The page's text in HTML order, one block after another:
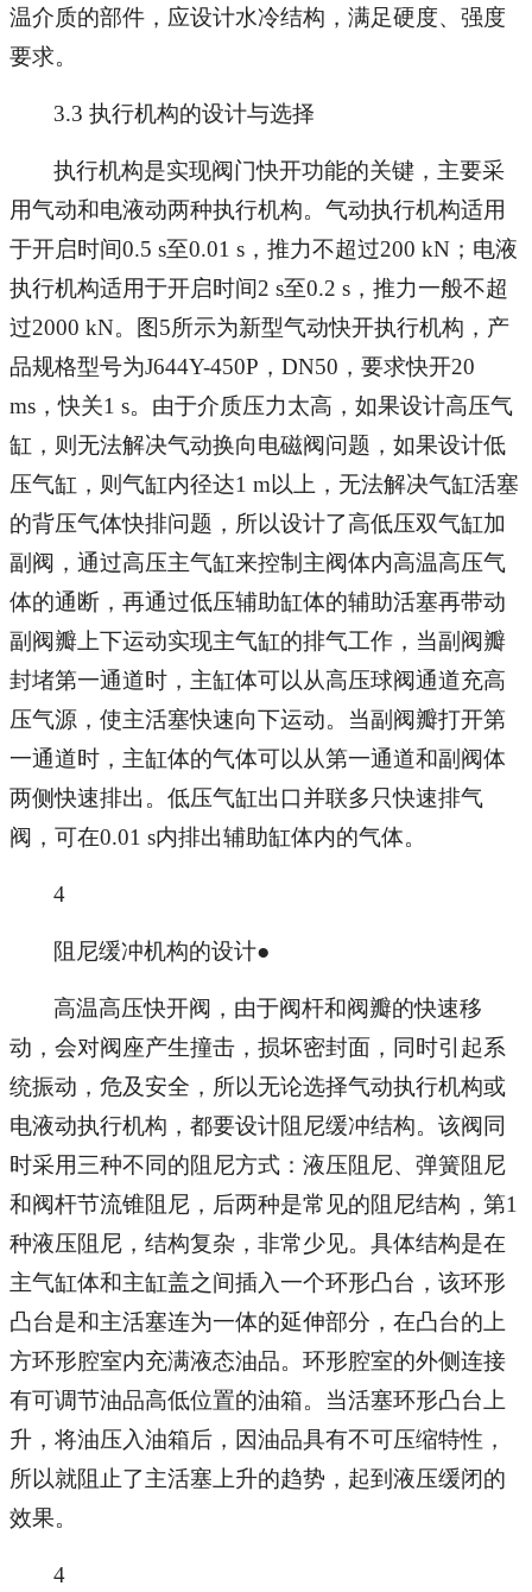
温介质的部件，应设计水冷结构，满足硬度、强度
要求。
3.3 执行机构的设计与选择
执行机构是实现阀门快开功能的关键，主要采
用气动和电液动两种执行机构。气动执行机构适用
于开启时间0.5 s至0.01 s，推力不超过200 kN；电液
执行机构适用于开启时间2 s至0.2 s，推力一般不超
过2000 kN。图5所示为新型气动快开执行机构，产
品规格型号为J644Y-450P，DN50，要求快开20
ms，快关1 s。由于介质压力太高，如果设计高压气
缸，则无法解决气动换向电磁阀问题，如果设计低
压气缸，则气缸内径达1 m以上，无法解决气缸活塞
的背压气体快排问题，所以设计了高低压双气缸加
副阀，通过高压主气缸来控制主阀体内高温高压气
体的通断，再通过低压辅助缸体的辅助活塞再带动
副阀瓣上下运动实现主气缸的排气工作，当副阀瓣
封堵第一通道时，主缸体可以从高压球阀通道充高
压气源，使主活塞快速向下运动。当副阀瓣打开第
一通道时，主缸体的气体可以从第一通道和副阀体
两侧快速排出。低压气缸出口并联多只快速排气
阀，可在0.01 s内排出辅助缸体内的气体。
4
阻尼缓冲机构的设计●
高温高压快开阀，由于阀杆和阀瓣的快速移
动，会对阀座产生撞击，损坏密封面，同时引起系
统振动，危及安全，所以无论选择气动执行机构或
电液动执行机构，都要设计阻尼缓冲结构。该阀同
时采用三种不同的阻尼方式：液压阻尼、弹簧阻尼
和阀杆节流锥阻尼，后两种是常见的阻尼结构，第1
种液压阻尼，结构复杂，非常少见。具体结构是在
主气缸体和主缸盖之间插入一个环形凸台，该环形
凸台是和主活塞连为一体的延伸部分，在凸台的上
方环形腔室内充满液态油品。环形腔室的外侧连接
有可调节油品高低位置的油箱。当活塞环形凸台上
升，将油压入油箱后，因油品具有不可压缩特性，
所以就阻止了主活塞上升的趋势，起到液压缓闭的
效果。
4